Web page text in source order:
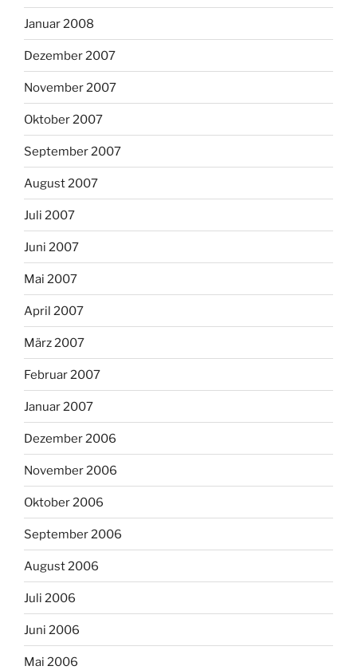
Januar 2008
Dezember 2007
November 2007
Oktober 2007
September 2007
August 2007
Juli 2007
Juni 2007
Mai 2007
April 2007
März 2007
Februar 2007
Januar 2007
Dezember 2006
November 2006
Oktober 2006
September 2006
August 2006
Juli 2006
Juni 2006
Mai 2006